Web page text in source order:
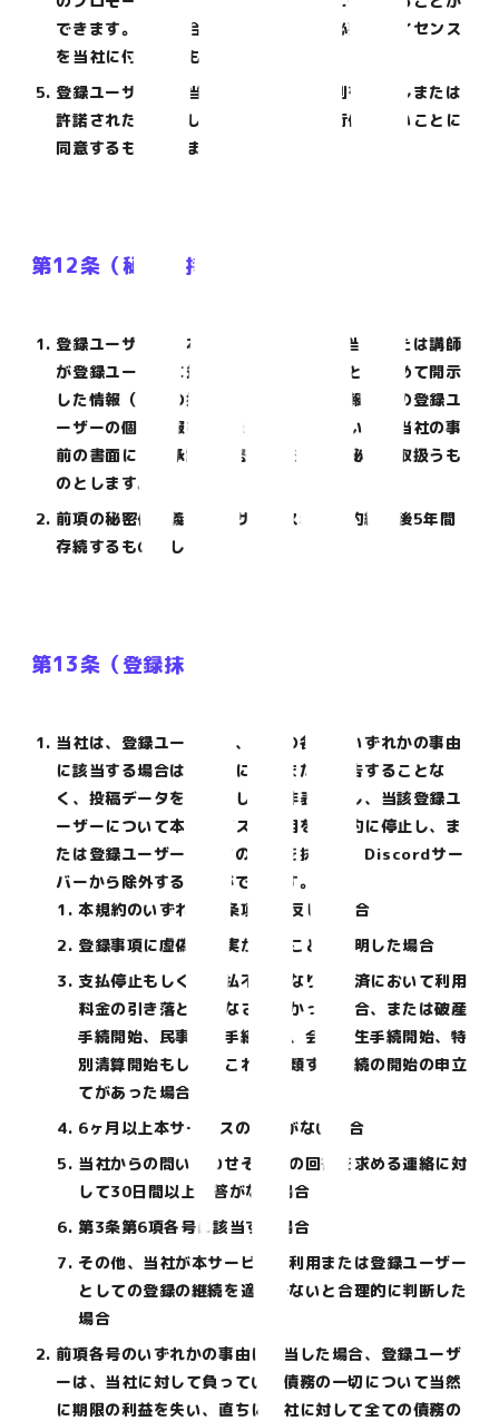
できます。この場合、登録ユーザーは必要なライセンス
を当社に付与するものとします。
登録ユーザーは、当社及び当社から権利を承継しまたは
許諾された者に対して著作者人格権を行使しないことに
同意するものとします。
第12条（秘密保持）
登録ユーザーは、本サービスに関連して当社または講師
が登録ユーザーに対して秘密に取扱うことを求めて開示
した情報（講師の指導ノウハウ、技術情報、他の登録ユ
ーザーの個人情報等を含みます。）について、当社の事
前の書面による承諾がある場合を除き、秘密に取扱うも
のとします。
前項の秘密保持義務は、サービス利用契約終了後5年間
存続するものとします。
第13条（登録抹消等）
当社は、登録ユーザーが、以下の各号のいずれかの事由
に該当する場合は、事前に通知または催告することな
く、投稿データを削除もしくは非表示にし、当該登録ユ
ーザーについて本サービスの利用を一時的に停止し、ま
たは登録ユーザーとしての登録を抹消し、Discordサー
バーから除外することができます。
本規約のいずれかの条項に違反した場合
登録事項に虚偽の事実があることが判明した場合
支払停止もしくは支払不能となり、決済において利用
料金の引き落としがなされなかった場合、または破産
手続開始、民事再生手続開始、会社更生手続開始、特
別清算開始もしくはこれらに類する手続の開始の申立
てがあった場合
6ヶ月以上本サービスの利用がない場合
当社からの問い合わせその他の回答を求める連絡に対
して30日間以上応答がない場合
第3条第6項各号に該当する場合
その他、当社が本サービスの利用または登録ユーザー
としての登録の継続を適当でないと合理的に判断した
場合
前項各号のいずれかの事由に該当した場合、登録ユーザ
ーは、当社に対して負っている債務の一切について当然
に期限の利益を失い、直ちに当社に対して全ての債務の